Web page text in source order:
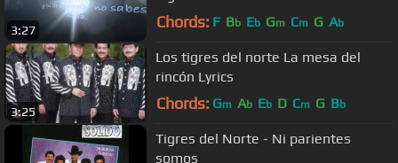
3:27 Chords: F Bb Eb Gm Cm G Ab
3:25
Los tigres del norte La mesa del
rincón Lyrics
Chords: Gm Ab Eb D Cm G Bb
Tigres del Norte - Ni parientes
somos